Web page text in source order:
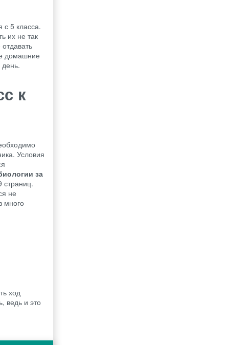
5 класса.
их не так
домашние
к
Условия
за
страниц.
не
много
ход
ведь и это